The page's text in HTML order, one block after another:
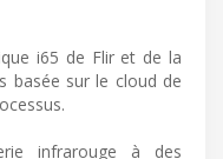
i65 de Flir et de la
basée sur le cloud de
infrarouge à des